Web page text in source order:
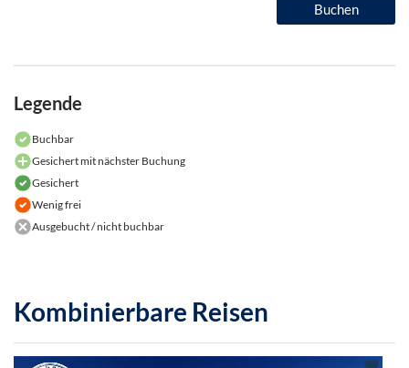
Buchen
Legende
Buchbar
Gesichert mit nächster Buchung
Gesichert
Wenig frei
Ausgebucht / nicht buchbar
Kombinierbare Reisen